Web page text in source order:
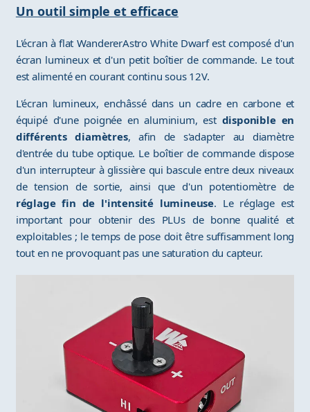
Un outil simple et efficace
L'écran à flat WandererAstro White Dwarf est composé d'un
écran lumineux et d'un petit boîtier de commande. Le tout
est alimenté en courant continu sous 12V.
L'écran lumineux, enchâssé dans un cadre en carbone et
équipé d'une poignée en aluminium, est disponible en
différents diamètres, afin de s'adapter au diamètre
d'entrée du tube optique. Le boîtier de commande dispose
d'un interrupteur à glissière qui bascule entre deux niveaux
de tension de sortie, ainsi que d'un potentiomètre de
réglage fin de l'intensité lumineuse. Le réglage est
important pour obtenir des PLUs de bonne qualité et
exploitables ; le temps de pose doit être suffisamment long
tout en ne provoquant pas une saturation du capteur.